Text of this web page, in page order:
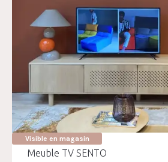
Visible en magasin
Meuble TV SENTO